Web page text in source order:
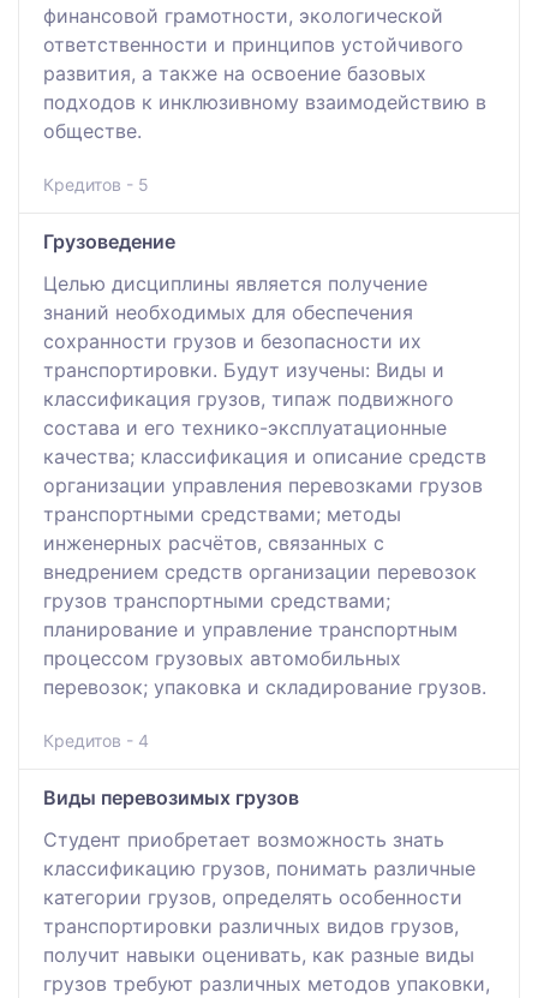
финансовой грамотности, экологической
ответственности и принципов устойчивого
развития, а также на освоение базовых
подходов к инклюзивному взаимодействию в
обществе.
Кредитов - 5
Грузоведение
Целью дисциплины является получение
знаний необходимых для обеспечения
сохранности грузов и безопасности их
транспортировки. Будут изучены: Виды и
классификация грузов, типаж подвижного
состава и его технико-эксплуатационные
качества; классификация и описание средств
организации управления перевозками грузов
транспортными средствами; методы
инженерных расчётов, связанных с
внедрением средств организации перевозок
грузов транспортными средствами;
планирование и управление транспортным
процессом грузовых автомобильных
перевозок; упаковка и складирование грузов.
Кредитов - 4
Виды перевозимых грузов
Студент приобретает возможность знать
классификацию грузов, понимать различные
категории грузов, определять особенности
транспортировки различных видов грузов,
получит навыки оценивать, как разные виды
грузов требуют различных методов упаковки,